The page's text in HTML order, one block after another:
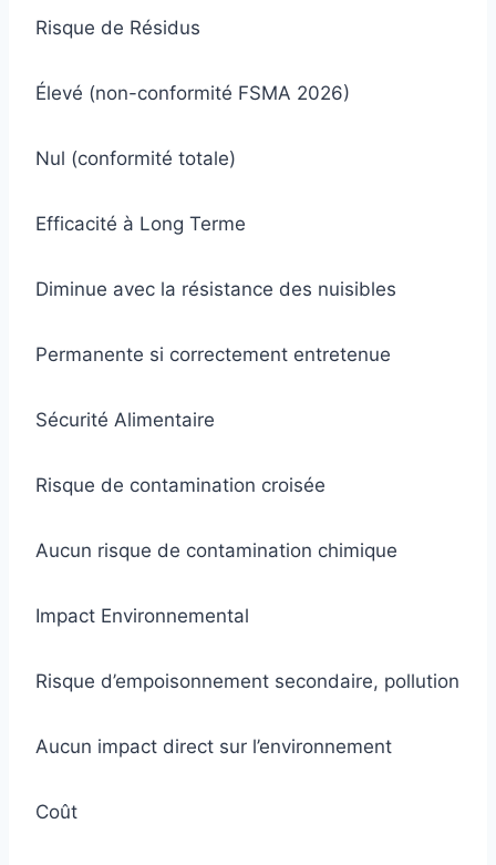
Risque de Résidus
Élevé (non-conformité FSMA 2026)
Nul (conformité totale)
Efficacité à Long Terme
Diminue avec la résistance des nuisibles
Permanente si correctement entretenue
Sécurité Alimentaire
Risque de contamination croisée
Aucun risque de contamination chimique
Impact Environnemental
Risque d’empoisonnement secondaire, pollution
Aucun impact direct sur l’environnement
Coût